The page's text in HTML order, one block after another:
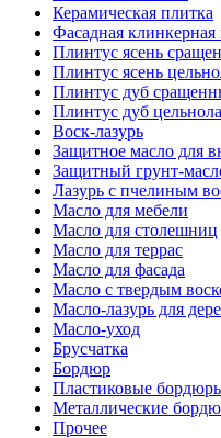
Керамическая плитка
Фасадная клинкерная
Плинтус ясень
Плинтус ясень
Плинтус дуб
Плинтус дуб
Воск-лазурь
Защитное масло для
Защитный грунт-
Лазурь с пчелиным
Масло для мебели
Масло для столешниц
Масло для террас
Масло для фасада
Масло с твердым
Масло-лазурь для
Масло-уход
Брусчатка
Бордюр
Пластиковые
Металлические
Прочее